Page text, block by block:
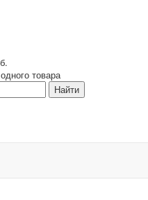
товара